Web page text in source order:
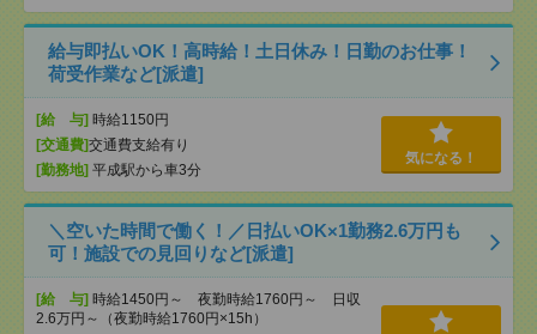
給与即払いOK！高時給！土日休み！日勤のお仕事！
荷受作業など[派遣]
[給 与] 時給1150円
[交通費]交通費支給有り
[勤務地] 平成駅から車3分
気になる！
＼空いた時間で働く！／日払いOK×1勤務2.6万円も
可！施設での見回りなど[派遣]
[給 与] 時給1450円～ 夜勤時給1760円～ 日収
2.6万円～（夜勤時給1760円×15h）